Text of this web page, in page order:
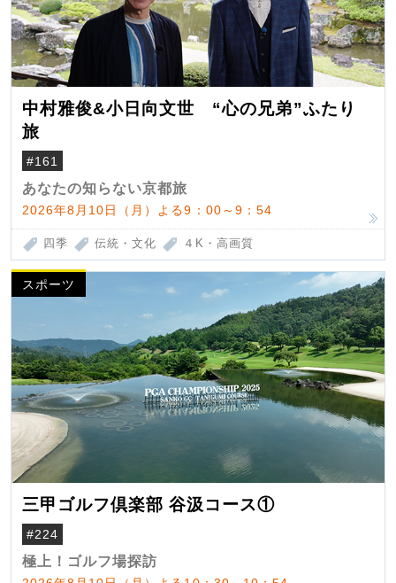
中村雅俊&小日向文世 “心の兄弟”ふたり
旅
#161
あなたの知らない京都旅
2026年8月10日（月）よる9：00～9：54
四季 伝統・文化 ４K・高画質
スポーツ
三甲ゴルフ倶楽部 谷汲コース①
#224
極上！ゴルフ場探訪